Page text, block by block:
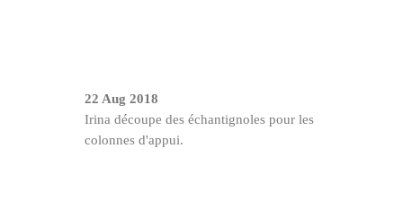
22 Aug 2018
Irina découpe des échantignoles pour les
colonnes d'appui.